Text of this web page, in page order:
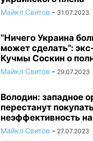
Майкл Свитов - 31.07.2023
“Ничего Украина
может сделать”:
Кучмы Соскин о
Майкл Свитов - 29.07.2023
Володин: западное
перестанут
неэффективность
Майкл Свитов - 27.07.2023